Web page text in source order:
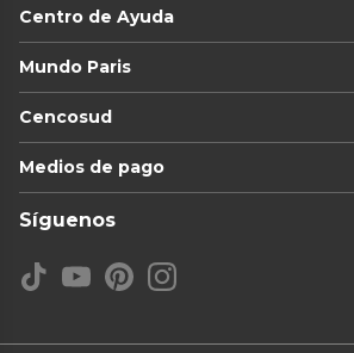
Centro de Ayuda
Mundo Paris
Cencosud
Medios de pago
Síguenos